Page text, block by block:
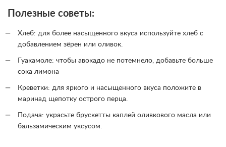
Полезные советы:
Хлеб: для более насыщенного вкуса используйте хлеб с
добавлением зёрен или оливок.
Гуакамоле: чтобы авокадо не потемнело, добавьте больше
сока лимона
Креветки: для яркого и насыщенного вкуса положите в
маринад щепотку острого перца.
Подача: украсьте брускетты каплей оливкового масла или
бальзамическим уксусом.